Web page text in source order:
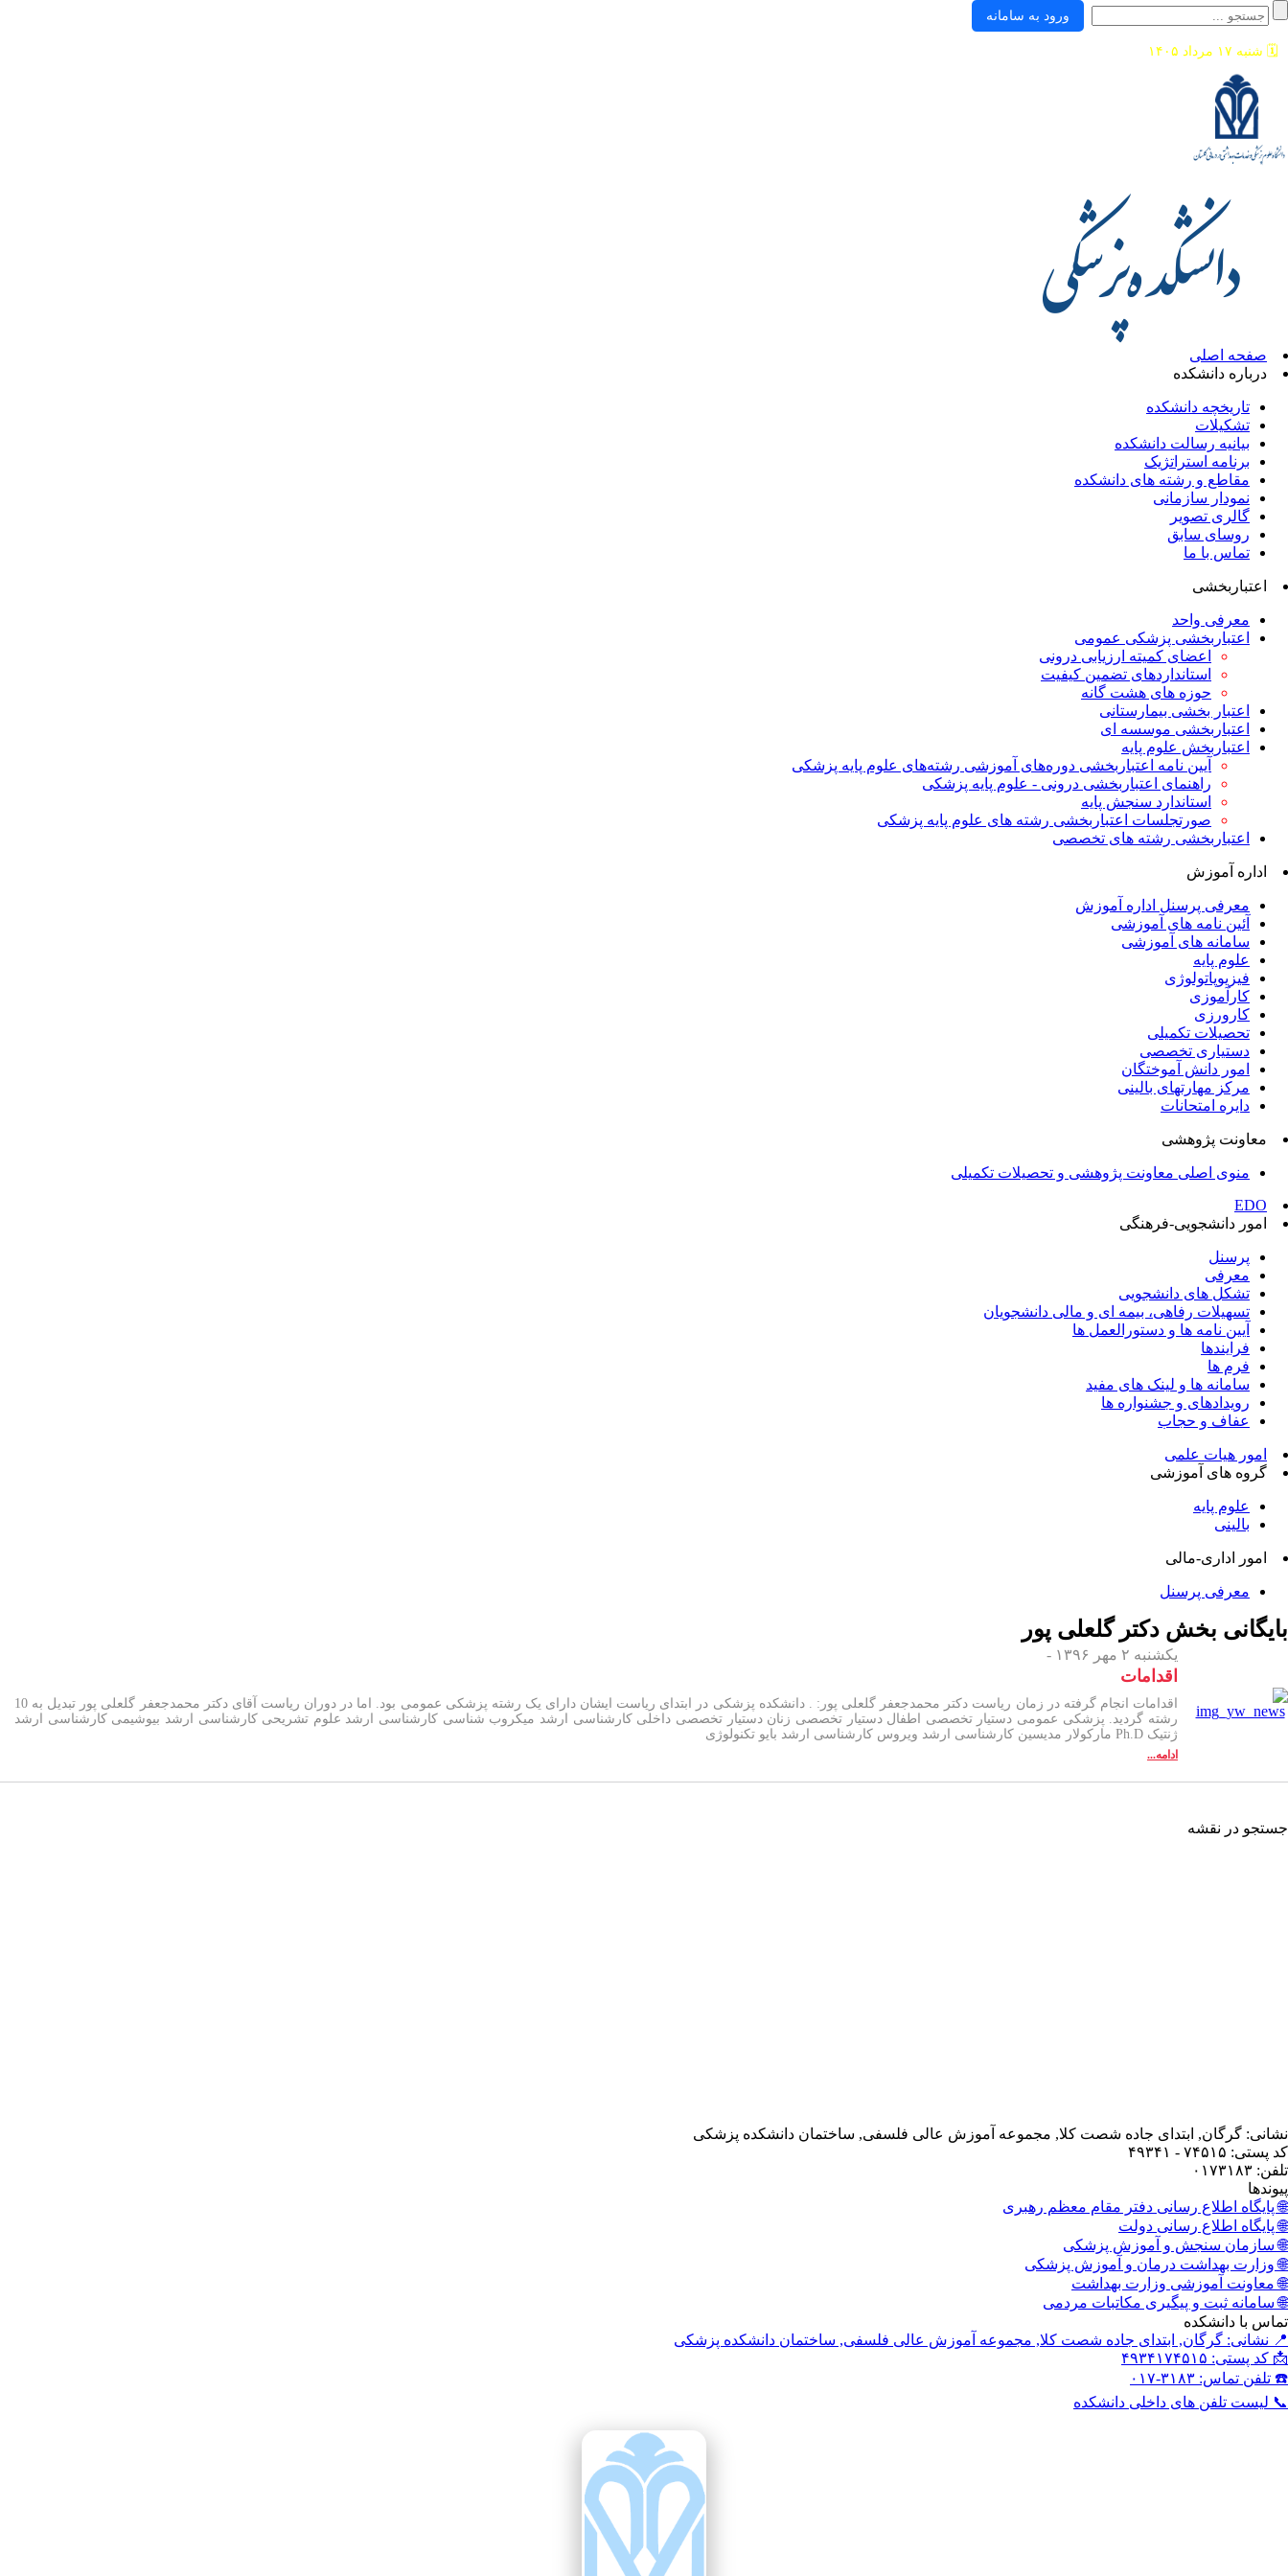
ورود به سامانه
🗓️ شنبه ۱۷ مرداد ۱۴۰۵
صفحه اصلی
درباره دانشکده
تاریخچه دانشکده
تشکیلات
بیانیه رسالت دانشکده
برنامه استراتژیک
مقاطع و رشته های دانشکده
نمودار سازمانی
گالری تصویر
روسای سابق
تماس با ما
اعتباربخشی
معرفی واحد
اعتباربخشی پزشکی عمومی
اعضای کمیته ارزیابی درونی
استانداردهای تضمین کیفیت
حوزه های هشت گانه
اعتبار بخشی بیمارستانی
اعتباربخشی موسسه ای
اعتباربخش علوم پایه
آیین نامه اعتباربخشی دوره‌های آموزشی رشته‌های علوم پایه پزشکی
راهنمای اعتباربخشی درونی - علوم پایه پزشکی
استاندارد سنجش پایه
صورتجلسات اعتباربخشی رشته های علوم پایه پزشکی
اعتباربخشی رشته های تخصصی
اداره آموزش
معرفی پرسنل اداره آموزش
آئین نامه های آموزشی
سامانه های آموزشی
علوم پایه
فیزیوپاتولوژی
کارآموزی
کارورزی
تحصیلات تکمیلی
دستیاری تخصصی
امور دانش آموختگان
مرکز مهارتهای بالینی
دایره امتحانات
معاونت پژوهشی
منوی اصلی معاونت پژوهشی و تحصیلات تکمیلی
EDO
امور دانشجویی-فرهنگی
پرسنل
معرفی
تشکل های دانشجویی
تسهیلات رفاهی، بیمه ای و مالی دانشجویان
آیین نامه ها و دستورالعمل ها
فرایندها
فرم ها
سامانه ها و لینک های مفید
رویدادهای و جشنواره ها
عفاف و حجاب
امور هیات علمی
گروه های آموزشی
علوم پایه
بالینی
امور اداری-مالی
معرفی پرسنل
بایگانی بخش دکتر گلعلی پور
یکشنبه ۲ مهر ۱۳۹۶ -
اقدامات
اقدامات انجام گرفته در زمان ریاست دکتر محمدجعفر گلعلی پور: . دانشکده پزشکی در ابتدای ریاست ایشان دارای یک رشته پزشکی عمومی بود. اما در دوران ریاست آقای دکتر محمدجعفر گلعلی پور تبدیل به 10
رشته گردید. پزشکی عمومی دستیار تخصصی اطفال دستیار تخصصی زنان دستیار تخصصی داخلی کارشناسی ارشد میکروب شناسی کارشناسی ارشد علوم تشریحی کارشناسی ارشد بیوشیمی کارشناسی ارشد
ژنتیک Ph.D مارکولار مدیسین کارشناسی ارشد ویروس کارشناسی ارشد بایو تکنولوژی
ادامه...
جستجو در نقشه
نشانی: گرگان, ابتدای جاده شصت کلا, مجموعه آموزش عالی فلسفی, ساختمان دانشکده پزشکی
کد پستی: ۷۴۵۱۵ - ۴۹۳۴۱
تلفن: ۰۱۷۳۱۸۳
پیوندها
🌐 پایگاه اطلاع رسانی دفتر مقام معظم رهبری
🌐 پایگاه اطلاع رسانی دولت
🌐 سازمان سنجش و آموزش پزشکی
🌐 وزارت بهداشت درمان و آموزش پزشکی
🌐 معاونت آموزشی وزارت بهداشت
🌐 سامانه ثبت و پیگیری مکاتبات مردمی
تماس با دانشکده
📍 نشانی: گرگان, ابتدای جاده شصت کلا, مجموعه آموزش عالی فلسفی, ساختمان دانشکده پزشکی
📩 کد پستی: ۴۹۳۴۱۷۴۵۱۵
☎️ تلفن تماس: ۳۱۸۳-۰۱۷
📞 لیست تلفن های داخلی دانشکده